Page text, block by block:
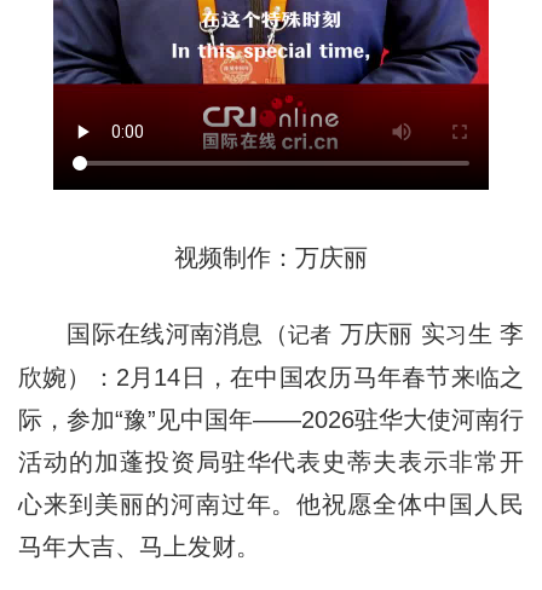
视频制作：万庆丽
国际在线河南消息（记者 万庆丽 实习生 李
欣婉）：2月14日，在中国农历马年春节来临之
际，参加“豫”见中国年——2026驻华大使河南行
活动的加蓬投资局驻华代表史蒂夫表示非常开
心来到美丽的河南过年。他祝愿全体中国人民
马年大吉、马上发财。